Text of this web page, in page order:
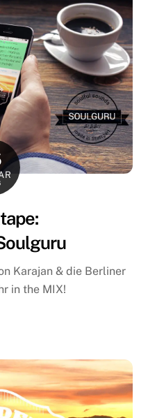
Karajan & die Berliner
in the MIX!